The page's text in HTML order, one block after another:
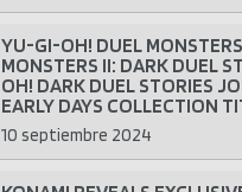
YU-GI-OH! DUEL
MONSTERS II: DARK DUEL
OH! DARK DUEL STORIES
EARLY DAYS COLLECTION
10 septiembre 2024